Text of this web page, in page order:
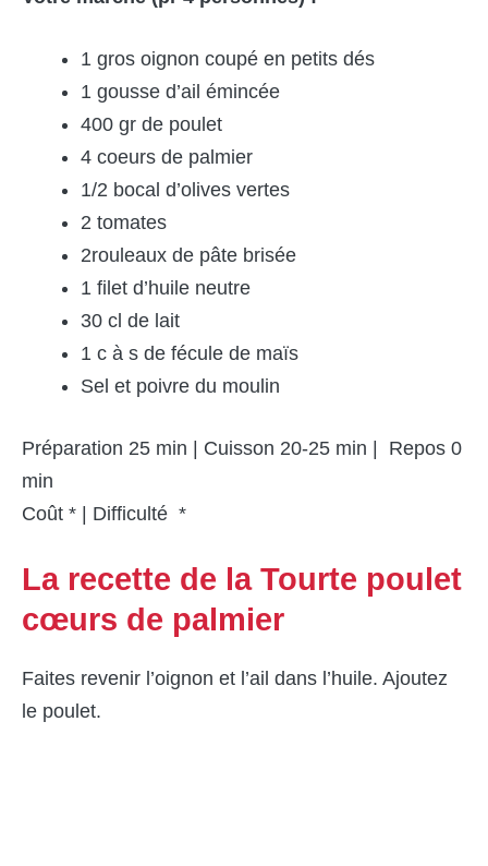
1 gros oignon coupé en petits dés
1 gousse d’ail émincée
400 gr de poulet
4 coeurs de palmier
1/2 bocal d’olives vertes
2 tomates
2rouleaux de pâte brisée
1 filet d’huile neutre
30 cl de lait
1 c à s de fécule de maïs
Sel et poivre du moulin
Préparation 25 min | Cuisson 20-25 min | Repos 0
min
Coût * | Difficulté *
La recette de la Tourte poulet
cœurs de palmier
Faites revenir l’oignon et l’ail dans l’huile. Ajoutez
le poulet.